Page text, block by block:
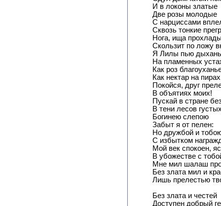
И в локоны златые
Две розы молодые
С нарциссами
Сквозь тонкие
Нога, ища
Скользит по ложу
Я Лилы пью
На пламенных
Как роз
Как нектар на
Покойся, друг
В объятиях моих!
Пускай в стране
В тени лесов
Богинею слепою
Забыт я от пелен:
Но дружбой и
С избытком
Мой век спокоен,
В убожестве с
Мне мил шалаш
Без злата мил и
Лишь прелестью
Без злата и честей
Доступен добрый